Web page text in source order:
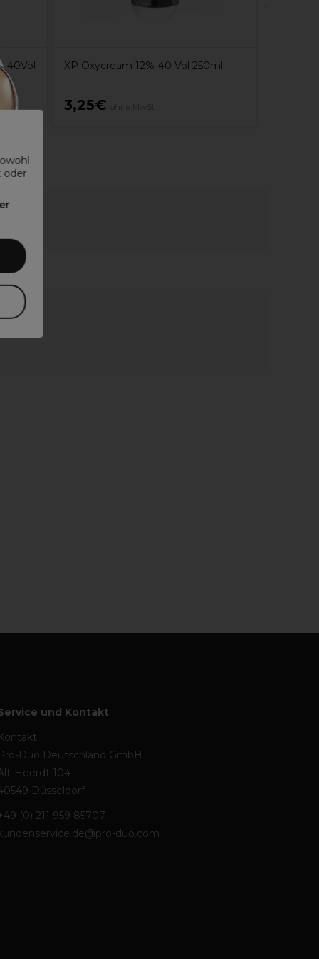
oder
40Vol
XP Oxycream 12%-40 Vol 250ml
3,25€
und Kontakt
Duo Deutschland GmbH
Heerdt 104
Düsseldorf
(0) 211 959 85707
duo.com